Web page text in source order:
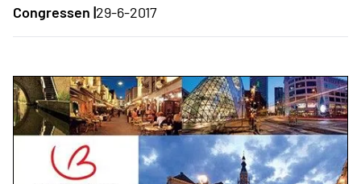
Congressen |29-6-2017